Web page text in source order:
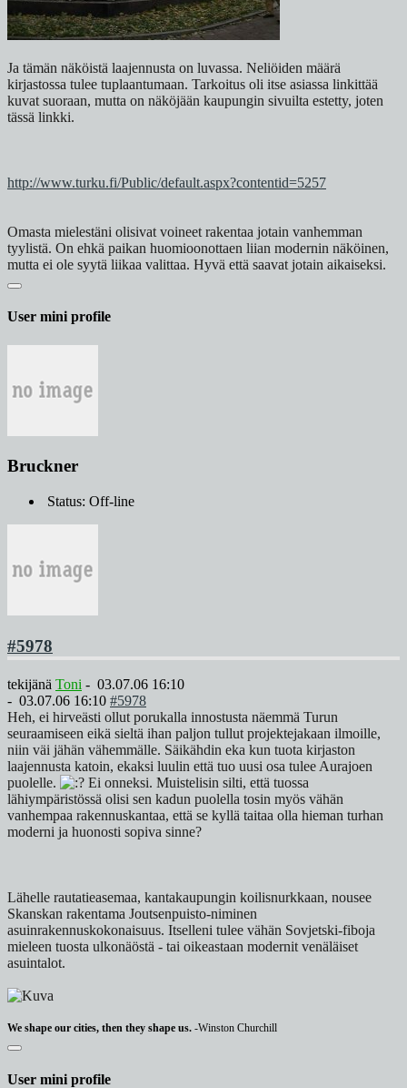
Ja tämän näköistä laajennusta on luvassa. Neliöiden määrä
kirjastossa tulee tuplaantumaan. Tarkoitus oli itse asiassa linkittää
kuvat suoraan, mutta on näköjään kaupungin sivuilta estetty, joten
tässä linkki.
http://www.turku.fi/Public/default.aspx?contentid=5257
Omasta mielestäni olisivat voineet rakentaa jotain vanhemman
tyylistä. On ehkä paikan huomioonottaen liian modernin näköinen,
mutta ei ole syytä liikaa valittaa. Hyvä että saavat jotain aikaiseksi.
User mini profile
Bruckner
Status: Off-line
#5978
tekijänä Toni - 03.07.06 16:10
- 03.07.06 16:10 #5978
Heh, ei hirveästi ollut porukalla innostusta näemmä Turun
seuraamiseen eikä sieltä ihan paljon tullut projektejakaan ilmoille,
niin väi jähän vähemmälle. Säikähdin eka kun tuota kirjaston
laajennusta katoin, ekaksi luulin että tuo uusi osa tulee Aurajoen
puolelle.
Ei onneksi. Muistelisin silti, että tuossa
lähiympäristössä olisi sen kadun puolella tosin myös vähän
vanhempaa rakennuskantaa, että se kyllä taitaa olla hieman turhan
moderni ja huonosti sopiva sinne?
Lähelle rautatieasemaa, kantakaupungin koilisnurkkaan, nousee
Skanskan rakentama Joutsenpuisto-niminen
asuinrakennuskokonaisuus. Itselleni tulee vähän Sovjetski-fiboja
mieleen tuosta ulkonäöstä - tai oikeastaan modernit venäläiset
asuintalot.
We shape our cities, then they shape us. -Winston Churchill
User mini profile